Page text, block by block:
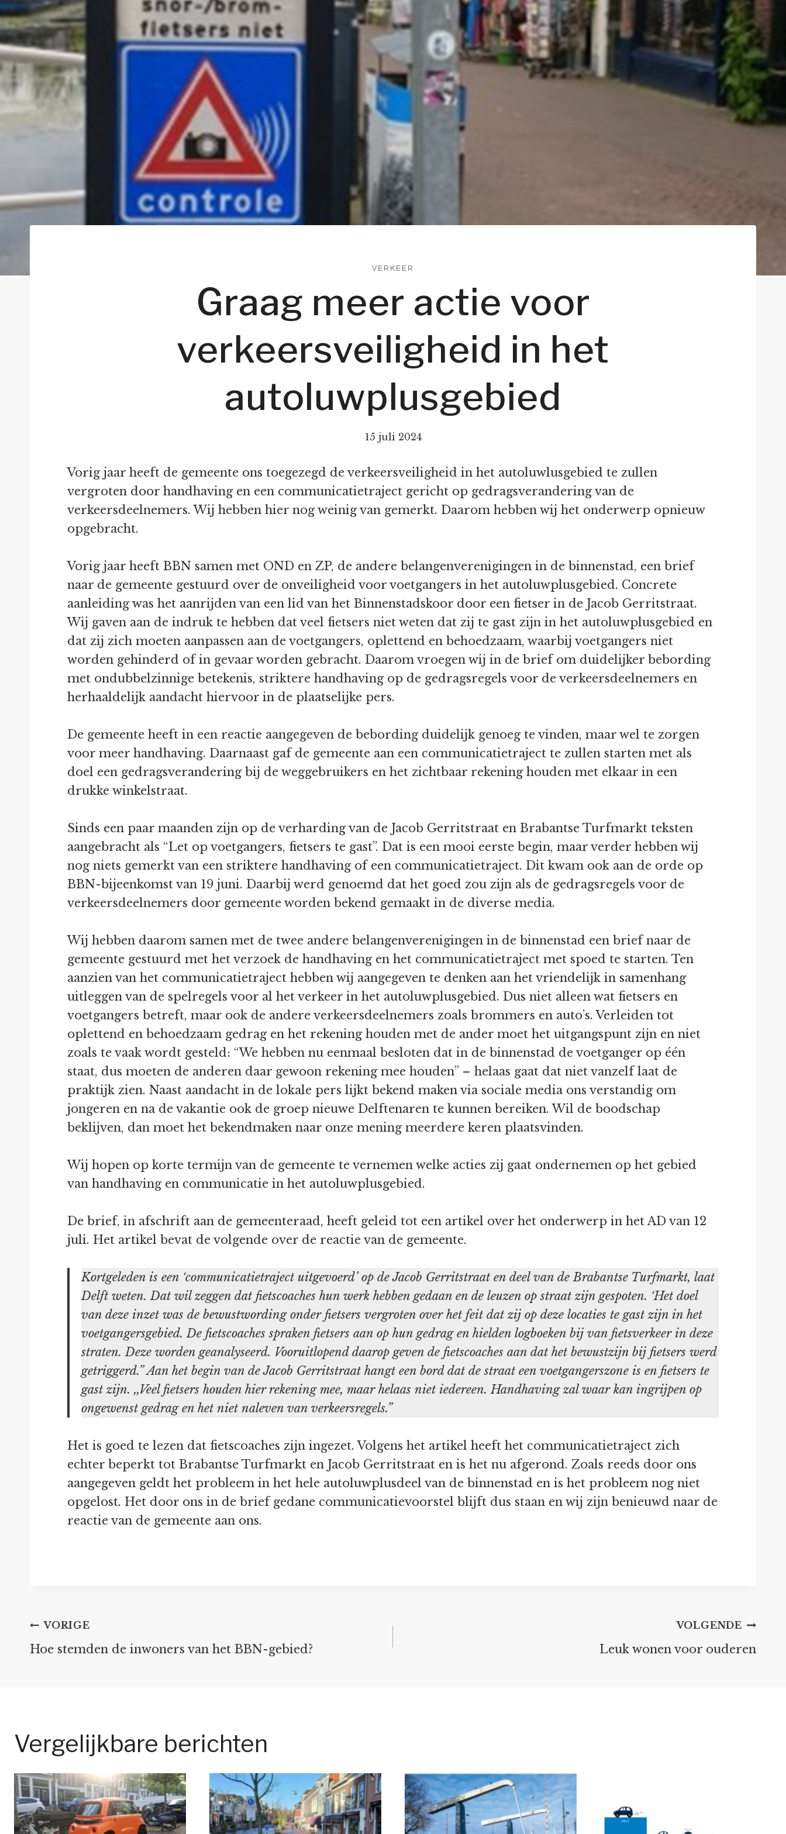
VERKEER
Graag meer actie voor
verkeersveiligheid in het
autoluwplusgebied
15 juli 2024
Vorig jaar heeft de gemeente ons toegezegd de verkeersveiligheid in het autoluwlusgebied te zullen
vergroten door handhaving en een communicatietraject gericht op gedragsverandering van de
verkeersdeelnemers. Wij hebben hier nog weinig van gemerkt. Daarom hebben wij het onderwerp opnieuw
opgebracht.
Vorig jaar heeft BBN samen met OND en ZP, de andere belangenverenigingen in de binnenstad, een brief
naar de gemeente gestuurd over de onveiligheid voor voetgangers in het autoluwplusgebied. Concrete
aanleiding was het aanrijden van een lid van het Binnenstadskoor door een fietser in de Jacob Gerritstraat.
Wij gaven aan de indruk te hebben dat veel fietsers niet weten dat zij te gast zijn in het autoluwplusgebied en
dat zij zich moeten aanpassen aan de voetgangers, oplettend en behoedzaam, waarbij voetgangers niet
worden gehinderd of in gevaar worden gebracht. Daarom vroegen wij in de brief om duidelijker bebording
met ondubbelzinnige betekenis, striktere handhaving op de gedragsregels voor de verkeersdeelnemers en
herhaaldelijk aandacht hiervoor in de plaatselijke pers.
De gemeente heeft in een reactie aangegeven de bebording duidelijk genoeg te vinden, maar wel te zorgen
voor meer handhaving. Daarnaast gaf de gemeente aan een communicatietraject te zullen starten met als
doel een gedragsverandering bij de weggebruikers en het zichtbaar rekening houden met elkaar in een
drukke winkelstraat.
Sinds een paar maanden zijn op de verharding van de Jacob Gerritstraat en Brabantse Turfmarkt teksten
aangebracht als “Let op voetgangers, fietsers te gast”. Dat is een mooi eerste begin, maar verder hebben wij
nog niets gemerkt van een striktere handhaving of een communicatietraject. Dit kwam ook aan de orde op
BBN-bijeenkomst van 19 juni. Daarbij werd genoemd dat het goed zou zijn als de gedragsregels voor de
verkeersdeelnemers door gemeente worden bekend gemaakt in de diverse media.
Wij hebben daarom samen met de twee andere belangenverenigingen in de binnenstad een brief naar de
gemeente gestuurd met het verzoek de handhaving en het communicatietraject met spoed te starten. Ten
aanzien van het communicatietraject hebben wij aangegeven te denken aan het vriendelijk in samenhang
uitleggen van de spelregels voor al het verkeer in het autoluwplusgebied. Dus niet alleen wat fietsers en
voetgangers betreft, maar ook de andere verkeersdeelnemers zoals brommers en auto’s. Verleiden tot
oplettend en behoedzaam gedrag en het rekening houden met de ander moet het uitgangspunt zijn en niet
zoals te vaak wordt gesteld: “We hebben nu eenmaal besloten dat in de binnenstad de voetganger op één
staat, dus moeten de anderen daar gewoon rekening mee houden” – helaas gaat dat niet vanzelf laat de
praktijk zien. Naast aandacht in de lokale pers lijkt bekend maken via sociale media ons verstandig om
jongeren en na de vakantie ook de groep nieuwe Delftenaren te kunnen bereiken. Wil de boodschap
beklijven, dan moet het bekendmaken naar onze mening meerdere keren plaatsvinden.
Wij hopen op korte termijn van de gemeente te vernemen welke acties zij gaat ondernemen op het gebied
van handhaving en communicatie in het autoluwplusgebied.
De brief, in afschrift aan de gemeenteraad, heeft geleid tot een artikel over het onderwerp in het AD van 12
juli. Het artikel bevat de volgende over de reactie van de gemeente.
Kortgeleden is een ‘communicatietraject uitgevoerd’ op de Jacob Gerritstraat en deel van de Brabantse Turfmarkt, laat
Delft weten. Dat wil zeggen dat fietscoaches hun werk hebben gedaan en de leuzen op straat zijn gespoten. ‘Het doel
van deze inzet was de bewustwording onder fietsers vergroten over het feit dat zij op deze locaties te gast zijn in het
voetgangersgebied. De fietscoaches spraken fietsers aan op hun gedrag en hielden logboeken bij van fietsverkeer in deze
straten. Deze worden geanalyseerd. Vooruitlopend daarop geven de fietscoaches aan dat het bewustzijn bij fietsers werd
getriggerd.” Aan het begin van de Jacob Gerritstraat hangt een bord dat de straat een voetgangerszone is en fietsers te
gast zijn. ,,Veel fietsers houden hier rekening mee, maar helaas niet iedereen. Handhaving zal waar kan ingrijpen op
ongewenst gedrag en het niet naleven van verkeersregels.”
Het is goed te lezen dat fietscoaches zijn ingezet. Volgens het artikel heeft het communicatietraject zich
echter beperkt tot Brabantse Turfmarkt en Jacob Gerritstraat en is het nu afgerond. Zoals reeds door ons
aangegeven geldt het probleem in het hele autoluwplusdeel van de binnenstad en is het probleem nog niet
opgelost. Het door ons in de brief gedane communicatievoorstel blijft dus staan en wij zijn benieuwd naar de
reactie van de gemeente aan ons.
Bericht
VORIGE
Hoe stemden de inwoners van het BBN-gebied?
VOLGENDE
Leuk wonen voor ouderen
Vergelijkbare berichten